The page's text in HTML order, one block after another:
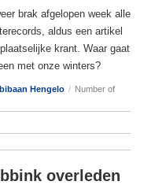
brak afgelopen week alle
aldus een artikel
krant. Waar gaat
met onze winters?
Hengelo / Number of
overleden